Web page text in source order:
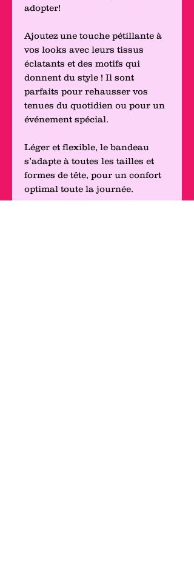
adopter!
Ajoutez une touche pétillante à
vos looks avec leurs tissus
éclatants et des motifs qui
donnent du style ! Il sont
parfaits pour rehausser vos
tenues du quotidien ou pour un
événement spécial.
Léger et flexible, le bandeau
s’adapte à toutes les tailles et
formes de tête, pour un confort
optimal toute la journée.